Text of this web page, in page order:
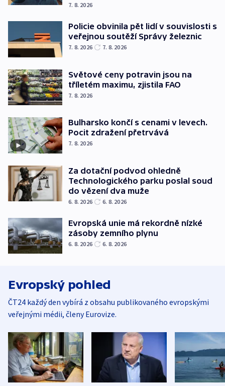
7. 8. 2026
Policie obvinila pět lidí v souvislosti s
veřejnou soutěží Správy železnic
7. 8. 2026 7. 8. 2026
Světové ceny potravin jsou na
tříletém maximu, zjistila FAO
7. 8. 2026
Bulharsko končí s cenami v levech.
Pocit zdražení přetrvává
7. 8. 2026
Za dotační podvod ohledně
Technologického parku poslal soud
do vězení dva muže
6. 8. 2026 6. 8. 2026
Evropská unie má rekordně nízké
zásoby zemního plynu
6. 8. 2026 6. 8. 2026
Evropský pohled
ČT24 každý den vybírá z obsahu publikovaného evropskými
veřejnými médii, členy Eurovize.